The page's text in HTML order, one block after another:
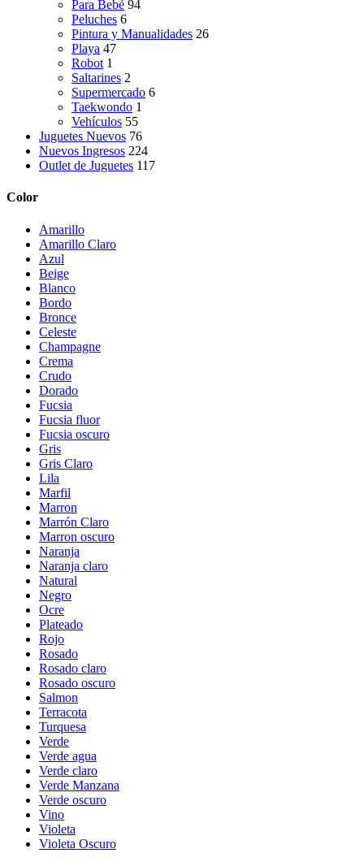
Para Bebé 94
Peluches 6
Pintura y Manualidades 26
Playa 47
Robot 1
Saltarines 2
Supermercado 6
Taekwondo 1
Vehículos 55
Juguetes Nuevos 76
Nuevos Ingresos 224
Outlet de Juguetes 117
Color
Amarillo
Amarillo Claro
Azul
Beige
Blanco
Bordo
Bronce
Celeste
Champagne
Crema
Crudo
Dorado
Fucsia
Fucsia fluor
Fucsia oscuro
Gris
Gris Claro
Lila
Marfil
Marron
Marrón Claro
Marron oscuro
Naranja
Naranja claro
Natural
Negro
Ocre
Plateado
Rojo
Rosado
Rosado claro
Rosado oscuro
Salmon
Terracota
Turquesa
Verde
Verde agua
Verde claro
Verde Manzana
Verde oscuro
Vino
Violeta
Violeta Oscuro